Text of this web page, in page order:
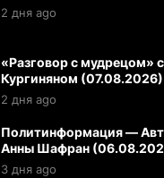
2 дня ago
«Разговор с мудрецом»
Кургиняном (07.08.2026)
2 дня ago
Политинформация —
Анны Шафран
3 дня ago